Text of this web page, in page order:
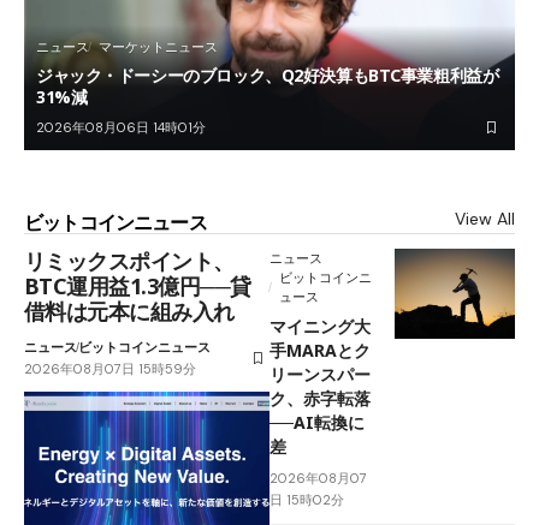
ニュース マーケットニュース
ジャック・ドーシーのブロック、Q2好決算もBTC事業粗利益が
31%減
2026年08月06日 14時01分
ビットコインニュース View All
リミックスポイント、
BTC運用益1.3億円──貸
借料は元本に組み入れ
ニュースビットコインニュース
2026年08月07日 15時59分
ニュース
ビットコインニ
ュース
マイニング大
手MARAとク
リーンスパー
ク、赤字転落
──AI転換に
差
2026年08月07
日 15時02分